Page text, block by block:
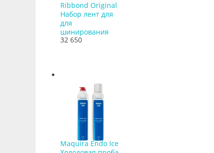
Ribbond Original
Набор лент для
для
шинирования
32 650
Maquira Endo Ice